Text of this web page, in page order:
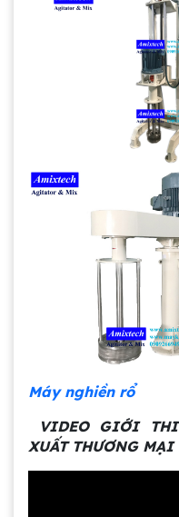
Máy nghiền rổ
VIDEO GIỚI
XUẤT THƯƠNG MẠI